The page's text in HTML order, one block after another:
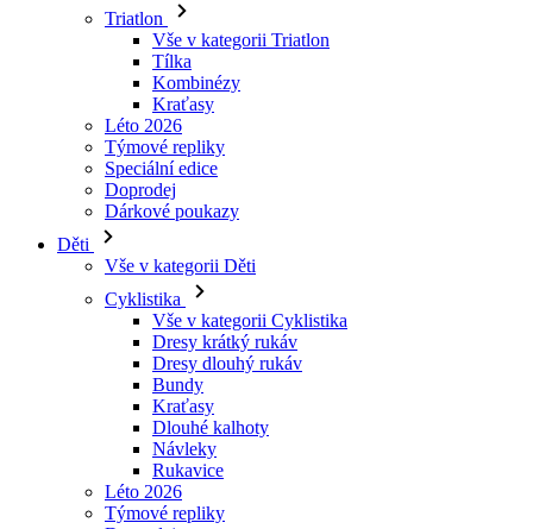
Léto 2026
Týmové repliky
Speciální edice
Doprodej
Dárkové poukazy
Děti
Vše v kategorii Děti
Cyklistika
Vše v kategorii Cyklistika
Dresy dlouhý rukáv
Bundy
Kraťasy
Dlouhé kalhoty
Návleky
Rukavice
Léto 2026
Týmové repliky
Doprodej
Speciální edice
Dárkové poukazy
Vlastní design
Příběhy